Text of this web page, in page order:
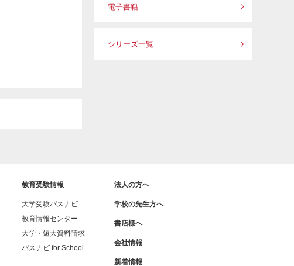
電子書籍
シリーズ一覧
教育受験情報
大学受験パスナビ
教育情報センター
大学・短大資料請求
パスナビ for School
法人の方へ
学校の先生方へ
書店様へ
会社情報
新着情報